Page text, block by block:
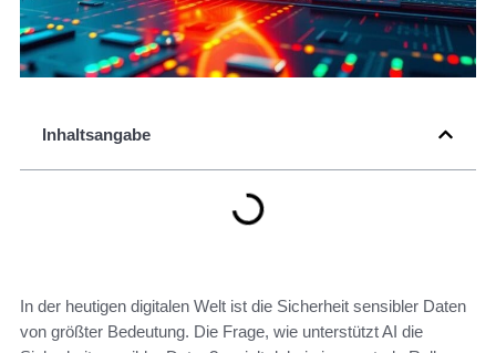
Inhaltsangabe
In der heutigen digitalen Welt ist die Sicherheit sensibler Daten
von größter Bedeutung. Die Frage, wie unterstützt AI die